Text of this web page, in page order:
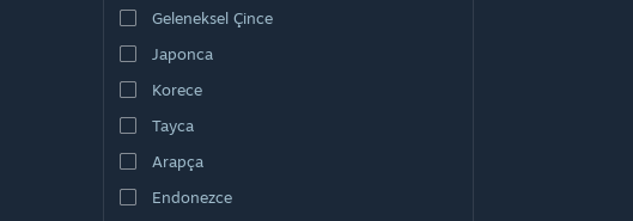
Geleneksel Çince
Japonca
Korece
Tayca
Arapça
Endonezce